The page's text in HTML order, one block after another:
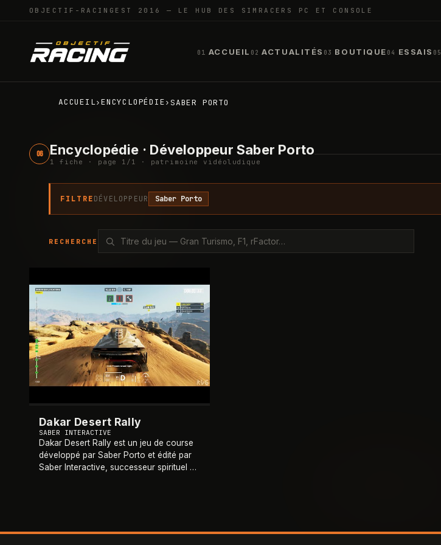
OBJECTIF-RACING EST 2016 — LE HUB DES SIMRACERS PC ET CONSOLE
01 ACCUEIL 02 ACTUALITÉS 03 BOUTIQUE 04 ESSAIS 05
ACCUEIL›ENCYCLOPÉDIE›SABER PORTO
06 Encyclopédie · Développeur Saber Porto
1 fiche · page 1 / 1 · patrimoine vidéoludique
FILTREDÉVELOPPEUR Saber Porto
RECHERCHE
Dakar Desert Rally
SABER INTERACTIVE
Dakar Desert Rally est un jeu de course
développé par Saber Porto et édité par
Saber Interactive, successeur spirituel de